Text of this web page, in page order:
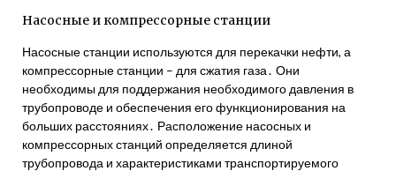
Насосные и компрессорные станции
Насосные станции используются для перекачки нефти, а
компрессорные станции – для сжатия газа․ Они
необходимы для поддержания необходимого давления в
трубопроводе и обеспечения его функционирования на
больших расстояниях․ Расположение насосных и
компрессорных станций определяется длиной
трубопровода и характеристиками транспортируемого